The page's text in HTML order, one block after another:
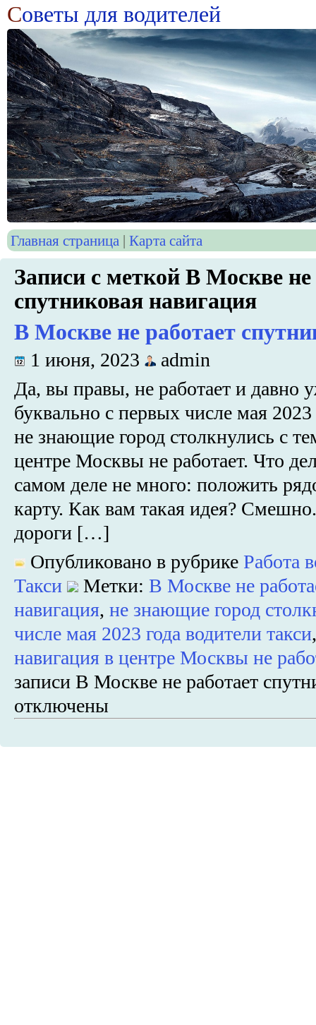
Советы для водителей
Главная страница | Карта сайта
Записи с меткой В Москве не
спутниковая навигация
В Москве не работает
1 июня, 2023
admin
Да, вы правы, не работает и давно
буквально с первых числе мая 2023
не знающие город столкнулись с
центре Москвы не работает. Что
самом деле не много: положить
карту. Как вам такая идея?
дороги […]
Опубликовано в рубрике Работа
Такси
Метки: В Москве не
навигация, не знающие город
числе мая 2023 года водители такси
навигация в центре Москвы не
записи В Москве не работает
отключены